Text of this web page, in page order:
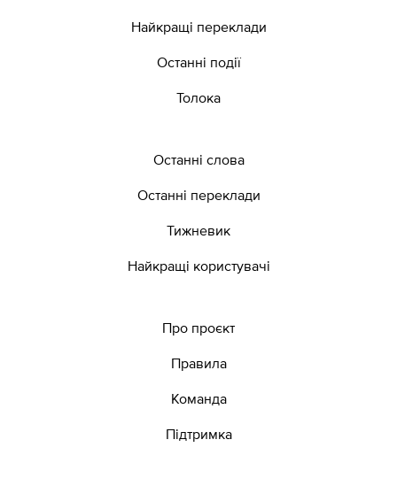
Найкращі переклади
Останні події
Толока
Останні слова
Останні переклади
Тижневик
Найкращі користувачі
Про проєкт
Правила
Команда
Підтримка